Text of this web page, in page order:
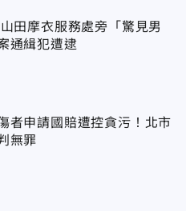
田摩衣服務處旁「驚見男
通緝犯遭逮
者申請國賠遭控貪污！北市
無罪